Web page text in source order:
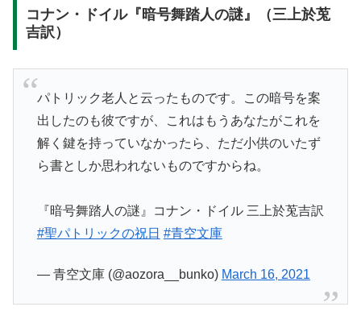
コナン・ドイル『暗号舞踏人の謎』（三上於莵
吉訳）
パトリック老人と云ったものです。この暗号を案
出したのも彼ですが、これはもうあなたがこれを
解く鍵を持っていなかったら、ただ小供のいたず
ら書としか思われないものですからね。
『暗号舞踏人の謎』コナン・ドイル 三上於莵吉訳
#聖パトリックの祝日 #青空文庫
— 青空文庫 (@aozora__bunko) March 16, 2021